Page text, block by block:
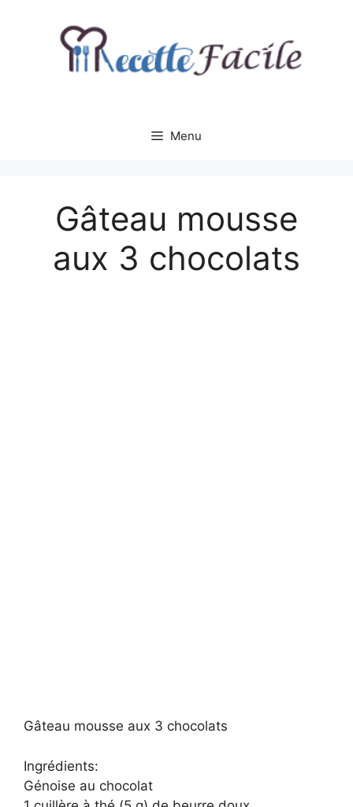
Menu
Gâteau mousse
aux 3 chocolats
Gâteau mousse aux 3 chocolats
Ingrédients:
Génoise au chocolat